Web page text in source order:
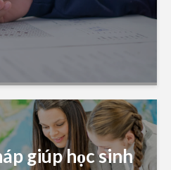
giúp học sinh